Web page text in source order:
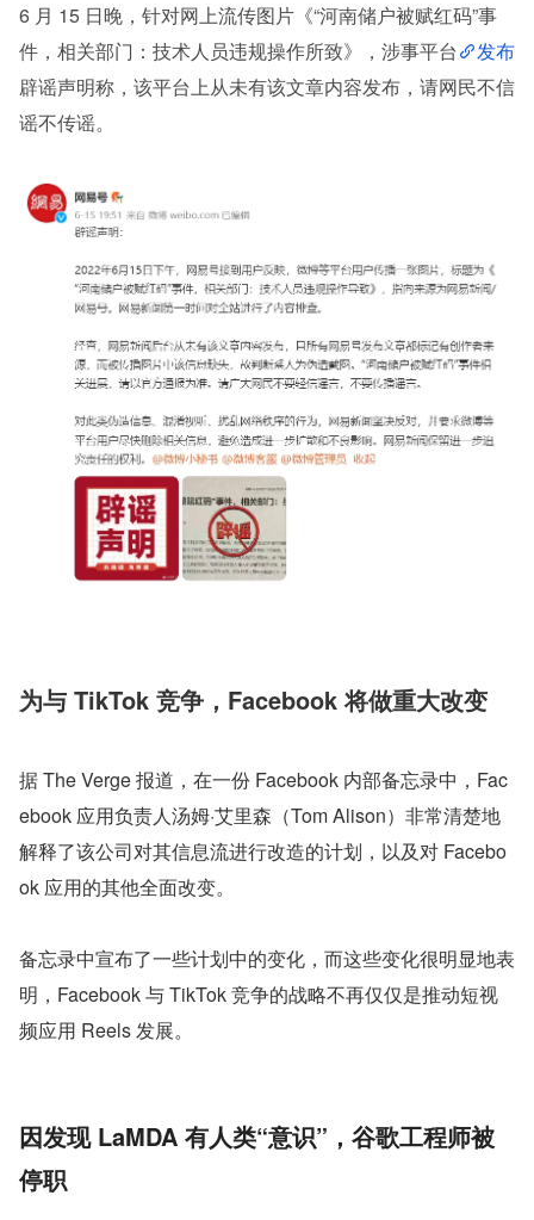
6 月 15 日晚，针对网上流传图片《“河南储户被赋红码”事
件，相关部门：技术人员违规操作所致》，涉事平台
发布
辟谣声明称，该平台上从未有该文章内容发布，请网民不信
谣不传谣。
为与 TikTok 竞争，Facebook 将做重大改变
据 The Verge 报道，在一份 Facebook 内部备忘录中，Fac
ebook 应用负责人汤姆·艾里森（Tom Alison）非常清楚地
解释了该公司对其信息流进行改造的计划，以及对 Facebo
ok 应用的其他全面改变。
备忘录中宣布了一些计划中的变化，而这些变化很明显地表
明，Facebook 与 TikTok 竞争的战略不再仅仅是推动短视
频应用 Reels 发展。
因发现 LaMDA 有人类“意识”，谷歌工程师被
停职